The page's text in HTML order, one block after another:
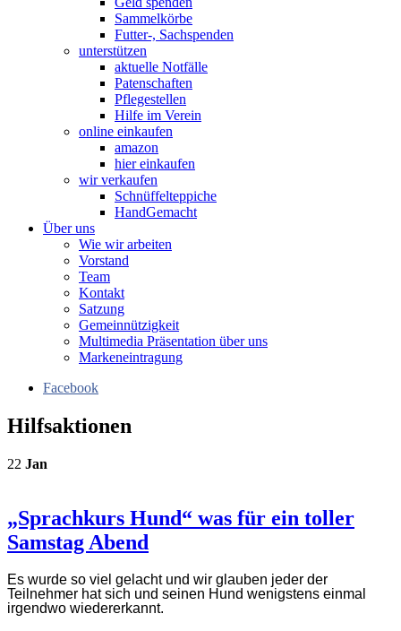
Sammelkörbe
Futter-, Sachspenden
unterstützen
aktuelle Notfälle
Patenschaften
Pflegestellen
Hilfe im Verein
online einkaufen
amazon
hier einkaufen
wir verkaufen
Schnüffelteppiche
HandGemacht
Über uns
Wie wir arbeiten
Vorstand
Team
Kontakt
Satzung
Gemeinnützigkeit
Multimedia Präsentation über uns
Markeneintragung
Facebook
Hilfsaktionen
22 Jan
„Sprachkurs Hund“ was für ein toller
Samstag Abend
Es wurde so viel gelacht und wir glauben jeder der
Teilnehmer hat sich und seinen Hund wenigstens einmal
irgendwo wiedererkannt.